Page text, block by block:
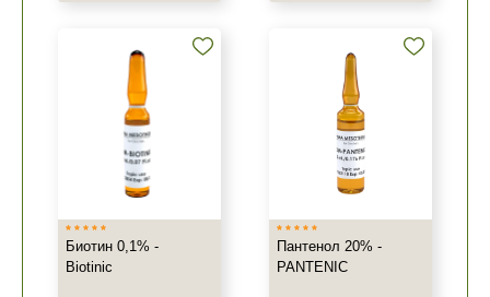
Биотин 0,1% -
Biotinic
Пантенол 20% -
PANTENIC